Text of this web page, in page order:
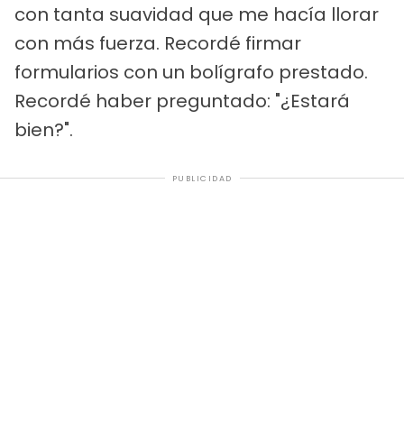
con tanta suavidad que me hacía llorar
con más fuerza. Recordé firmar
formularios con un bolígrafo prestado.
Recordé haber preguntado: "¿Estará
bien?".
PUBLICIDAD